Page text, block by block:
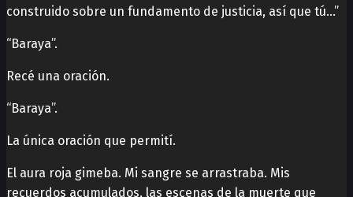
construido sobre un fundamento de justicia, así que tú…”
“Baraya”.
Recé una oración.
“Baraya”.
La única oración que permití.
El aura roja gimeba. Mi sangre se arrastraba. Mis
recuerdos acumulados, las escenas de la muerte que